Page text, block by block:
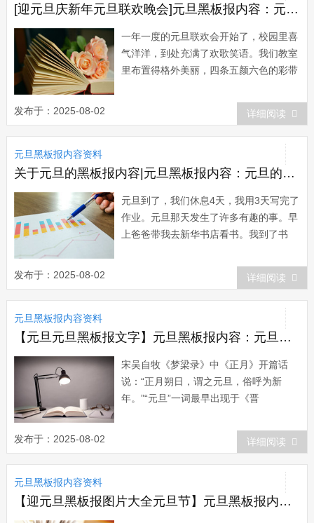
[迎元旦庆新年元旦联欢晚会]元旦黑板报内容：元旦联欢晚会
一年一度的元旦联欢会开始了，校园里喜
气洋洋，到处充满了欢歌笑语。我们教室
里布置得格外美丽，四条五颜六色的彩带
色大小气球，整个教室充满着送旧迎新的
节日喜庆气氛。首先，师生们相互祝贺新
年，顿时，教室里一片欢腾。接着，同学
们互赠礼物。我把准备好的礼品郑重地送
到罗夏的...
发布于：2025-08-02 详细阅读
元旦黑板报内容资料
关于元旦的黑板报内容|元旦黑板报内容：元旦的一天
元旦到了，我们休息4天，我用3天写完了
作业。元旦那天发生了许多有趣的事。早
上爸爸带我去新华书店看书。我到了书
书。我打开了一本百科书，里面的知识可
真多呀!我知道了人们用肉眼只能看到
6974颗星星。我还知道了星星能预报天
气，人们常说星星眨眼，下雨不远，有时
还很灵验。...
发布于：2025-08-02 详细阅读
元旦黑板报内容资料
【元旦元旦黑板报文字】元旦黑板报内容：元旦诗话
宋吴自牧《梦梁录》中《正月》开篇话
说：“正月朔日，谓之元旦，俗呼为新
年。”“元旦”一词最早出现于《晋
元旦之春”，以及南北朝梁人萧子云《介
雅》：“四气新元旦，万寿初今朝&rdqu...
发布于：2025-08-02 详细阅读
元旦黑板报内容资料
【迎元旦黑板报图片大全元旦节】元旦黑板报内容：元旦节的演变